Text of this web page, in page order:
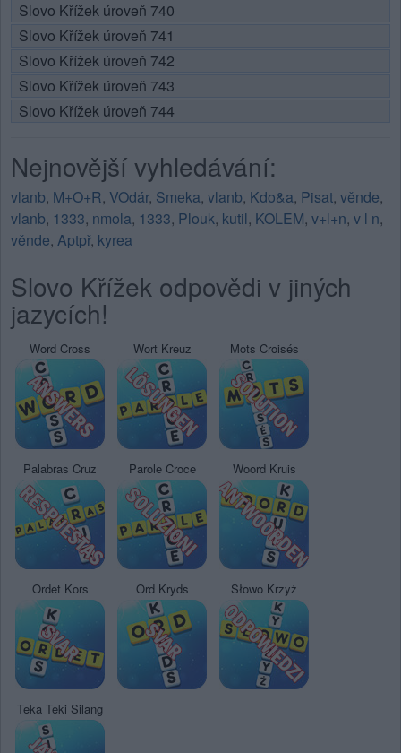
Slovo Křížek úroveň 740
Slovo Křížek úroveň 741
Slovo Křížek úroveň 742
Slovo Křížek úroveň 743
Slovo Křížek úroveň 744
Nejnovější vyhledávání:
vlanb, M+O+R, VOdár, Smeka, vlanb, Kdo&a, Pisat, věnde,
vlanb, 1333, nmola, 1333, Plouk, kutil, KOLEM, v+l+n, v l n,
věnde, Aptpř, kyrea
Slovo Křížek odpovědi v jiných
jazycích!
Word Cross Wort Kreuz Mots Croisés
Palabras Cruz Parole Croce Woord Kruis
Ordet Kors Ord Kryds Słowo Krzyż
Teka Teki Silang